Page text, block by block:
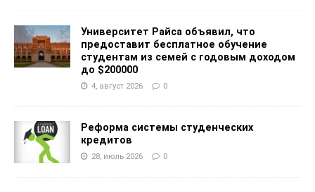
Университет Райса объявил, что
предоставит бесплатное обучение
студентам из семей с годовым доходом
до $200000
4, август 2026 0
Реформа системы студенческих
кредитов
28, июль 2026 0